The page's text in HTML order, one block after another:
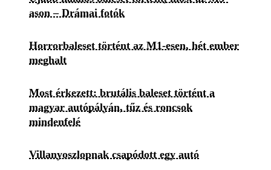
ason – Drámai fotók
Horrorbaleset történt az M1-esen, hét ember
meghalt
Most érkezett: brutális baleset történt a
magyar autópályán, tűz és roncsok
mindenfelé
Villanyoszlopnak csapódott egy autó